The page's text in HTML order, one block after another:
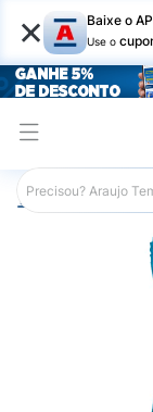
× Baixe o
Use o
Araujo